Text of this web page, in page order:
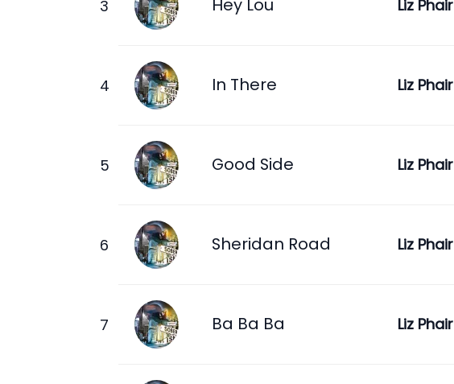
Hey Lou Liz Phair
In There Liz Phair
Good Side Liz Phair
Sheridan Road Liz Phair
Ba Ba Ba Liz Phair